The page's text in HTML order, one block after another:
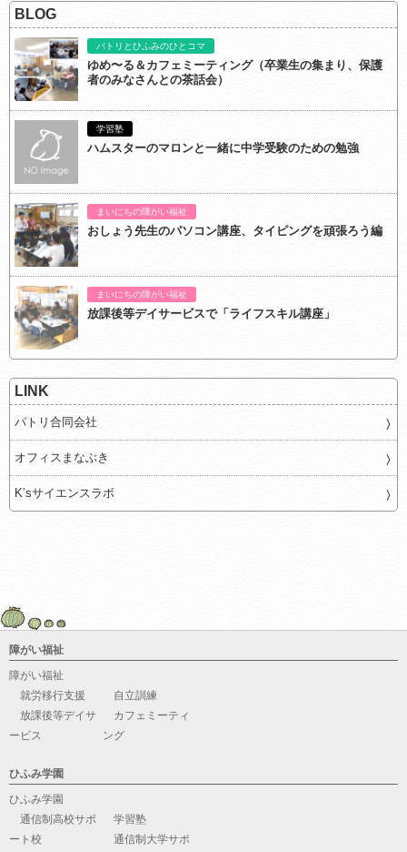
BLOG
パトリとひふみのひとコマ
ゆめ〜る＆カフェミーティング（卒業生の集まり、保護
者のみなさんとの茶話会）
学習塾
ハムスターのマロンと一緒に中学受験のための勉強
まいにちの障がい福祉
おしょう先生のパソコン講座、タイピングを頑張ろう編
まいにちの障がい福祉
放課後等デイサービスで「ライフスキル講座」
LINK
パトリ合同会社
オフィスまなぶき
K’sサイエンスラボ
障がい福祉
障がい福祉
就労移行支援
自立訓練
放課後等デイサ
ービス
カフェミーティ
ング
ひふみ学園
ひふみ学園
通信制高校サポ
ート校
学習塾
通信制大学サポ